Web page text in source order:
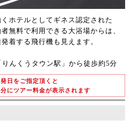
ホテルとしてギネス認定された
無料で利用できる大浴場からは、
着する飛行機も見えます。
りんくうタウン駅」から徒歩約5分
日をご指定頂くと
にツアー料金が表示されます